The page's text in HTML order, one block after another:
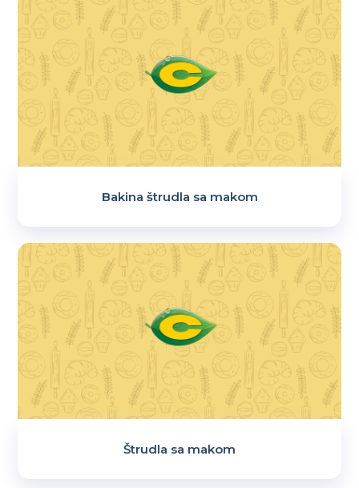
Bakina štrudla sa makom
Štrudla sa makom